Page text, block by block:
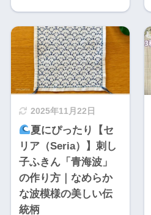
2025年11月22日
夏にぴったり【セ
リア（Seria）】刺し
子ふきん「青海波」
の作り方｜なめらか
な波模様の美しい伝
統柄